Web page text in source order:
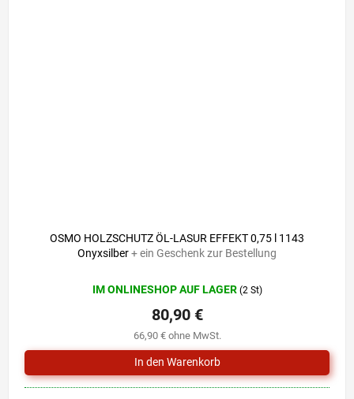
OSMO HOLZSCHUTZ ÖL-LASUR EFFEKT 0,75 l 1143
Onyxsilber+ ein Geschenk zur Bestellung
IM ONLINESHOP AUF LAGER (2 St)
66,90 € ohne MwSt.
80,90 €